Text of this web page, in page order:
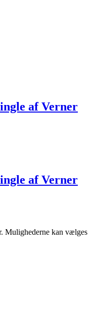
af Verner
af Verner
Mulighederne kan vælges